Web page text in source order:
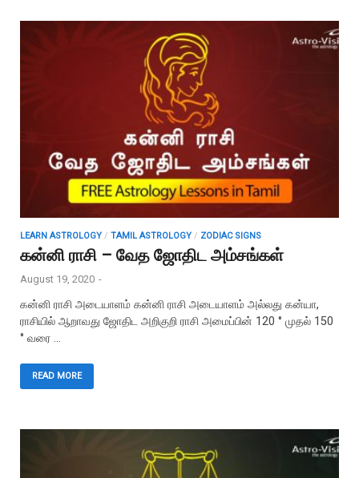
LEARN ASTROLOGY / TAMIL ASTROLOGY / ZODIAC SIGNS
கன்னி ராசி – வேத ஜோதிட அம்சங்கள்
August 19, 2020 -
கன்னி ராசி அடையாளம் கன்னி ராசி அடையாளம் அல்லது கன்யா,
ராசியில் ஆறாவது ஜோதிட அறிகுறி ராசி அமைப்பின் 120 ° முதல் 150
° வரை …
READ MORE